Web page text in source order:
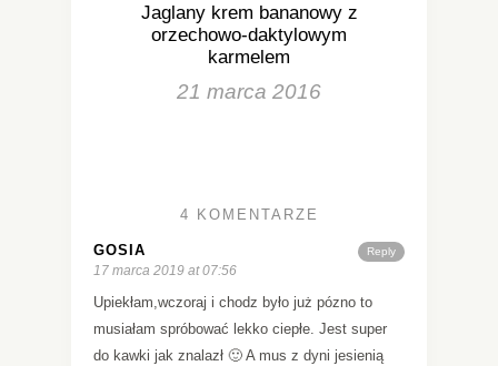
Jaglany krem bananowy z
orzechowo-daktylowym
karmelem
21 marca 2016
4 KOMENTARZE
Reply
GOSIA
17 marca 2019 at 07:56
Upiekłam,wczoraj i chodz było już pózno to
musiałam spróbować lekko ciepłe. Jest super
do kawki jak znalazł 🙂 A mus z dyni jesienią